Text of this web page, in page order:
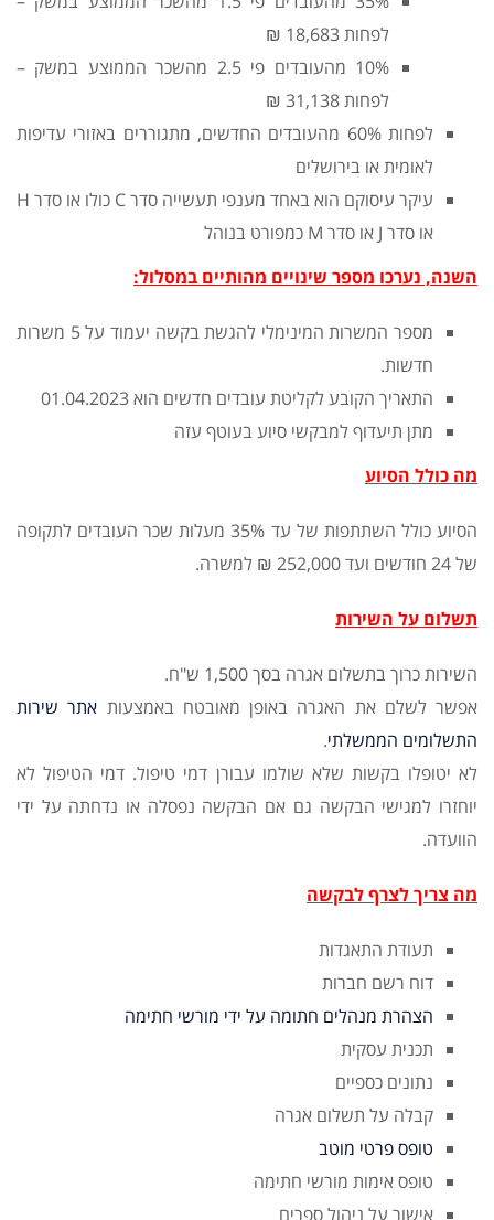
לפחות 18,683 ₪
10% מהעובדים פי 2.5 מהשכר הממוצע במשק –
לפחות 31,138 ₪
לפחות 60% מהעובדים החדשים, מתגוררים באזורי עדיפות
לאומית או בירושלים
עיקר עיסוקם הוא באחד מענפי תעשייה סדר C כולו או סדר H
או סדר J או סדר M כמפורט בנוהל
השנה, נערכו מספר שינויים מהותיים במסלול:
מספר המשרות המינימלי להגשת בקשה יעמוד על 5 משרות
חדשות.
התאריך הקובע לקליטת עובדים חדשים הוא 01.04.2023
מתן תיעדוף למבקשי סיוע בעוטף עזה
מה כולל הסיוע
הסיוע כולל השתתפות של עד 35% מעלות שכר העובדים לתקופה
של 24 חודשים ועד 252,000 ₪ למשרה.
תשלום על השירות
השירות כרוך בתשלום אגרה בסך 1,500 ש"ח.
אפשר לשלם את האגרה באופן מאובטח באמצעות אתר שירות
התשלומים הממשלתי.
לא יטופלו בקשות שלא שולמו עבורן דמי טיפול. דמי הטיפול לא
יוחזרו למגישי הבקשה גם אם הבקשה נפסלה או נדחתה על ידי
הוועדה.
מה צריך לצרף לבקשה
תעודת התאגדות
דוח רשם חברות
הצהרת מנהלים חתומה על ידי מורשי חתימה
תכנית עסקית
נתונים כספיים
קבלה על תשלום אגרה
טופס פרטי מוטב
טופס אימות מורשי חתימה
אישור על ניהול ספרים